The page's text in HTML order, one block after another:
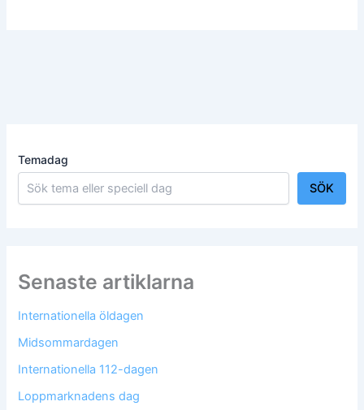
Temadag
SÖK
Senaste artiklarna
Internationella öldagen
Midsommardagen
Internationella 112-dagen
Loppmarknadens dag